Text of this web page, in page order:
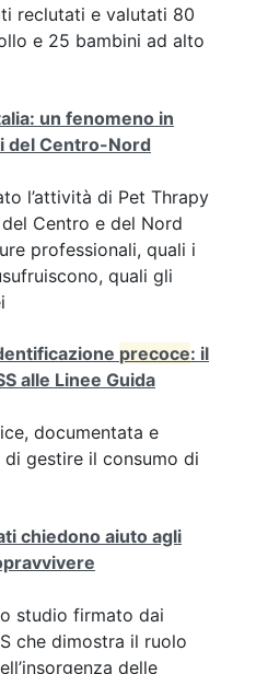
reclutati e valutati 80
e 25 bambini ad alto
un fenomeno in
del Centro-Nord
l’attività di Pet Thrapy
Centro e del Nord
professionali, quali i
quali gli
precoce: il
alle Linee Guida
documentata e
gestire il consumo di
chiedono aiuto agli
studio firmato dai
che dimostra il ruolo
delle